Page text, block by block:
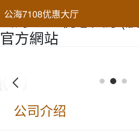
公海7108优惠大厅(
官方網站
公海7108优惠大厅
公司介绍